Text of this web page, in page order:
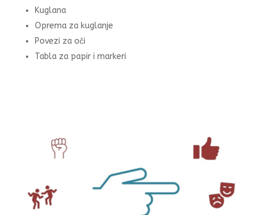
Kuglana
Oprema za kuglanje
Povezi za oči
Tabla za papir i markeri